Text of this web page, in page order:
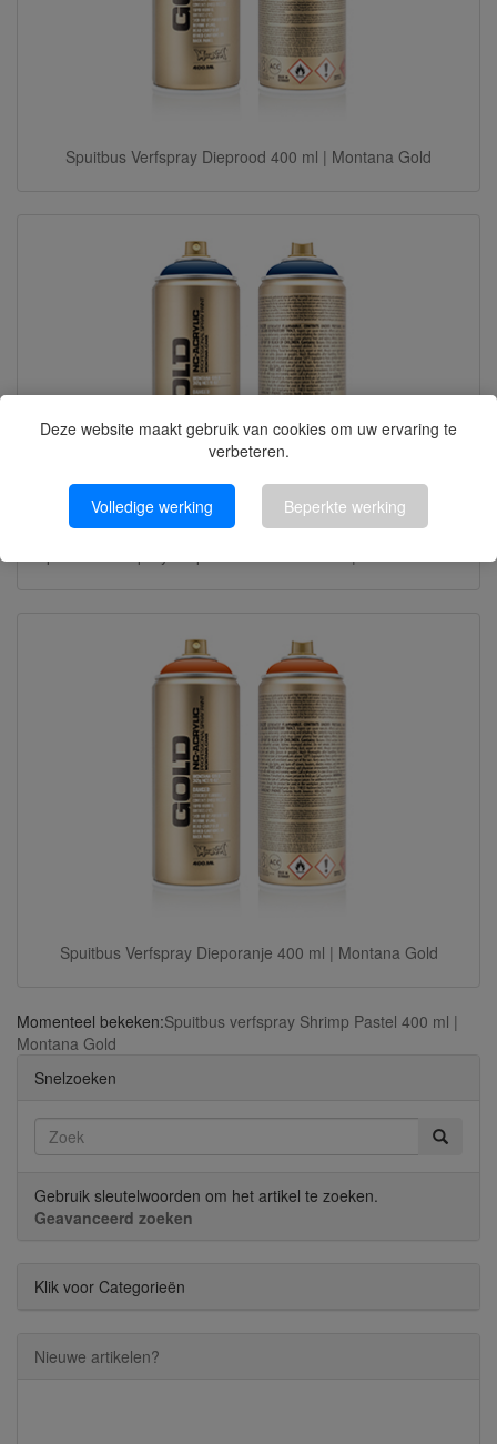
Deze website maakt gebruik van cookies om uw ervaring te
verbeteren.
Volledige werking Beperkte werking
Spuitbus Verfspray Dieprood 400 ml | Montana Gold
Spuitbus Verfspray Dieporanje 400 ml | Montana Gold
Momenteel bekeken:Spuitbus verfspray Shrimp Pastel 400 ml |
Montana Gold
Snelzoeken
Gebruik sleutelwoorden om het artikel te zoeken.
Geavanceerd zoeken
Klik voor Categorieën
Nieuwe artikelen?